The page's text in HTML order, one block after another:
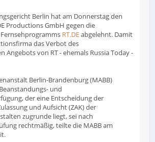
Berlin hat am Donnerstag den
Productions GmbH gegen die
RT.DEabgelehnt. Damit
das Verbot des
Angebots von RT - ehemals Russia Today -
Berlin-Brandenburg (MABB)
und
der eine Entscheidung der
und Aufsicht (ZAK) der
zugrunde liegt, sei nach
rechtmäßig, teilte die MABB am